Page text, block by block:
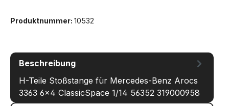
Produktnummer: 10532
Beschreibung
H-Teile Stoßstange für Mercedes-Benz Arocs
3363 6x4 ClassicSpace 1/14 56352 319000958